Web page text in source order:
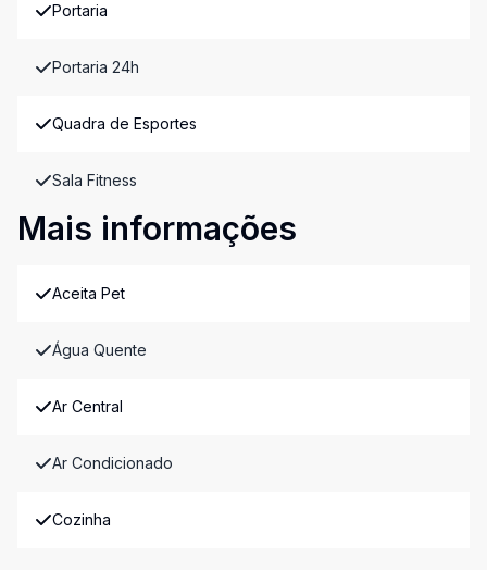
Portaria
Portaria 24h
Quadra de Esportes
Sala Fitness
Mais informações
Aceita Pet
Água Quente
Ar Central
Ar Condicionado
Cozinha